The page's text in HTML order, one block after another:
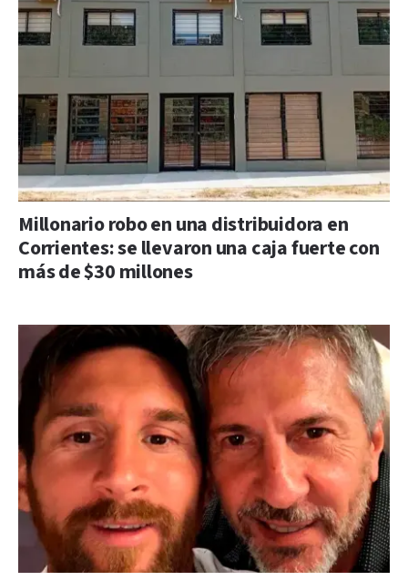
Millonario robo en una distribuidora en
Corrientes: se llevaron una caja fuerte con
más de $30 millones